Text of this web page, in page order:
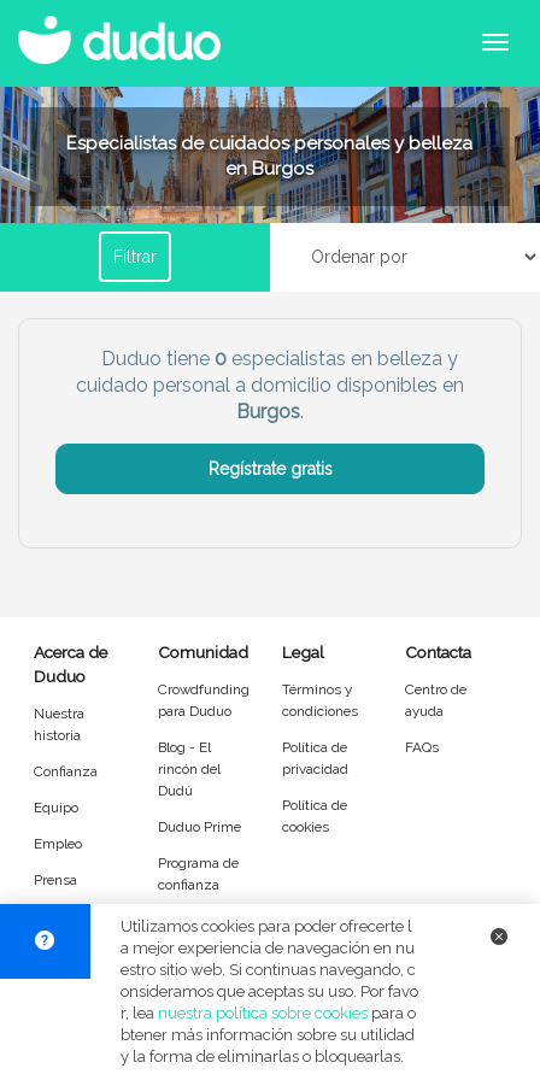
Especialistas de cuidados personales y belleza
en Burgos
Filtrar
Filtrar por horario
Tu dudú ideal
Chico Chica
Más servicio del dudú
Canguro Profesor
Limpieza Manitas
Entrenador Asistente
Peluquería
Idiomas del dudú
Cerrar Filtrar
Duduo tiene 0especialistas en belleza y
cuidado personal a domicilio disponibles en
Burgos.
Regístrate gratis
Acerca de
Duduo
Nuestra
historia
Confianza
Equipo
Empleo
Prensa
Comunidad
Crowdfunding
para Duduo
Blog - El
rincón del
Dudú
Duduo Prime
Programa de
confianza
DuduoApp
para Android
Legal
Términos y
condiciones
Política de
privacidad
Política de
cookies
Contacta
Centro de
ayuda
FAQs
© Duduo 2026 Facebook
Utilizamos cookies para poder ofrecerte l
a mejor experiencia de navegación en nu
estro sitio web. Si continuas navegando, c
onsideramos que aceptas su uso. Por favo
r, lea nuestra política sobre cookiespara o
btener más información sobre su utilidad
y la forma de eliminarlas o bloquearlas.